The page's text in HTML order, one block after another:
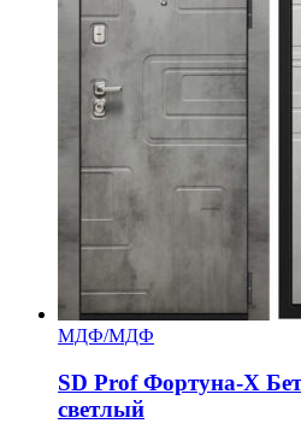
МДФ/МДФ
SD Prof Фортуна-Х
светлый